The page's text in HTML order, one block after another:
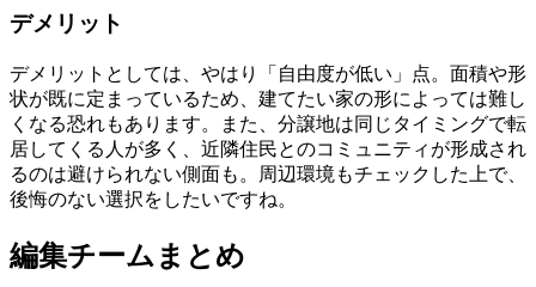
デメリット
デメリットとしては、やはり「 自由度が低い 」点。面積や形
状が既に定まっているため、建てたい家の形によっては難し
くなる恐れもあります。また、分譲地は同じタイミングで転
居してくる人が多く、近隣住民とのコミュニティが形成され
るのは避けられない側面も。周辺環境もチェックした上で、
後悔のない選択をしたいですね。
編集チームまとめ